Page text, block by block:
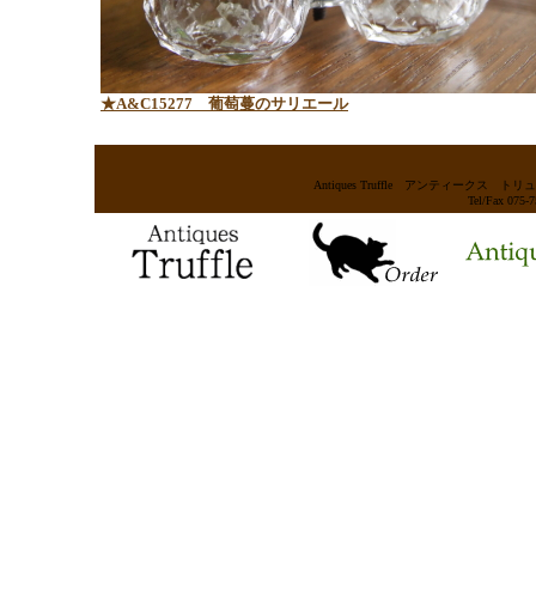
★A&C15277 葡萄蔓のサリエール
Antiques Truffle アンティークス ト
Tel/Fax